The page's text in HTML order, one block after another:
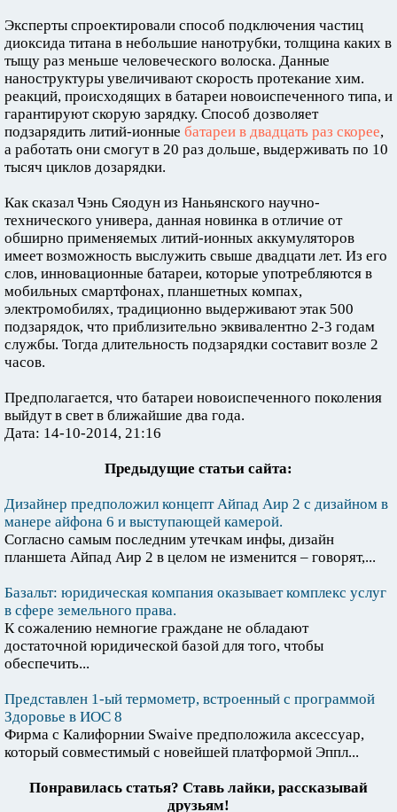
Эксперты спроектировали способ подключения частиц
диоксида титана в небольшие нанотрубки, толщина каких в
тыщу раз меньше человеческого волоска. Данные
наноструктуры увеличивают скорость протекание хим.
реакций, происходящих в батареи новоиспеченного типа, и
гарантируют скорую зарядку. Способ дозволяет
подзарядить литий-ионные батареи в двадцать раз скорее,
а работать они смогут в 20 раз дольше, выдерживать по 10
тысяч циклов дозарядки.
Как сказал Чэнь Сяодун из Наньянского научно-
технического универа, данная новинка в отличие от
обширно применяемых литий-ионных аккумуляторов
имеет возможность выслужить свыше двадцати лет. Из его
слов, инновационные батареи, которые употребляются в
мобильных смартфонах, планшетных компах,
электромобилях, традиционно выдерживают этак 500
подзарядок, что приблизительно эквивалентно 2-3 годам
службы. Тогда длительность подзарядки составит возле 2
часов.
Предполагается, что батареи новоиспеченного поколения
выйдут в свет в ближайшие два года.
Дата: 14-10-2014, 21:16
Предыдущие статьи сайта:
Дизайнер предположил концепт Айпад Аир 2 с дизайном в
манере айфона 6 и выступающей камерой.
Согласно самым последним утечкам инфы, дизайн
планшета Айпад Аир 2 в целом не изменится – говорят,...
Базальт: юридическая компания оказывает комплекс услуг
в сфере земельного права.
К сожалению немногие граждане не обладают
достаточной юридической базой для того, чтобы
обеспечить...
Представлен 1-ый термометр, встроенный с программой
Здоровье в ИОС 8
Фирма с Калифорнии Swaive предположила аксессуар,
который совместимый с новейшей платформой Эппл...
Понравилась статья? Ставь лайки, рассказывай
друзьям!